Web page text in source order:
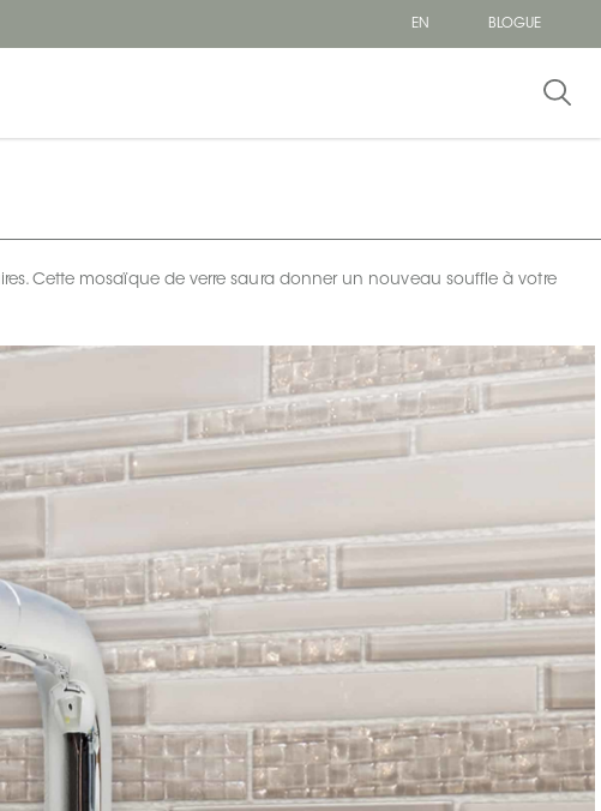
EN
BLOGUE
Cette mosaïque de verre saura donner un nouveau souffle à votre